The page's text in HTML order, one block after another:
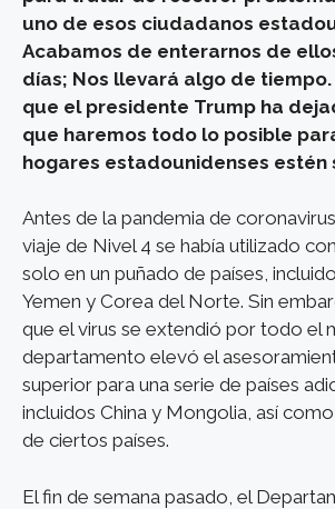
uno de esos ciudadanos
Acabamos de enterarnos de
días; Nos llevará algo de
que el presidente Trump ha
que haremos todo lo posible
hogares estadounidenses estén
Antes de la pandemia de
viaje de Nivel 4 se había utilizado
solo en un puñado de países,
Yemen y Corea del Norte. Sin
que el virus se extendió por todo el
departamento elevó el
superior para una serie de países
incluidos China y Mongolia, así
de ciertos países.
El fin de semana pasado, el